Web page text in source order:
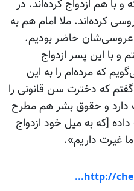
با هم ازدواج کرده‌اند. در
کرده‌اند. ملا امام هم به
عروسی‌شان حاضر بودیم.
ساله هستم و با این پسر ازدواج
که مرده‌ام را به این
که دخترت سن قانونی را
دارد و حقوق بشر هم مطرح
[که به میل خود ازدواج
غیرت داریم».
http://